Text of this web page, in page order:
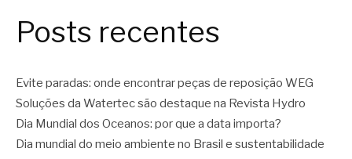
Posts recentes
Evite paradas: onde encontrar peças de reposição WEG
Soluções da Watertec são destaque na Revista Hydro
Dia Mundial dos Oceanos: por que a data importa?
Dia mundial do meio ambiente no Brasil e sustentabilidade